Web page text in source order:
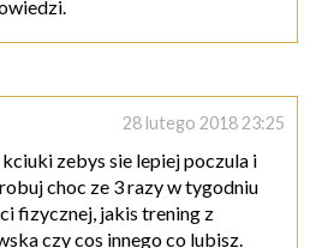
28 lutego 2018 23:25
zebys sie lepiej poczula i
choc ze 3 razy w tygodniu
fizycznej, jakis trening z
czy cos innego co lubisz.